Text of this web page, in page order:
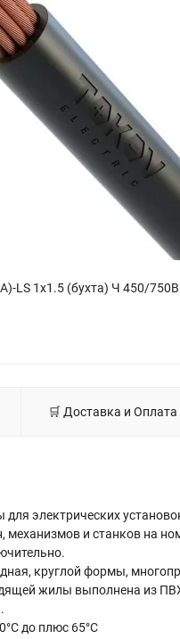
🛒 Доставка и Оплата
электрических
и станков на
круглой формы,
жилы выполнена из
до плюс 65°С